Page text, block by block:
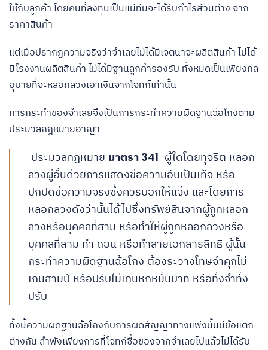
ให้กับลูกค้า โดยคนที่ลงทุนเป็นแม่ทีมจะได้รับกำไรส่วนต่าง จาก
ราคาสินค้า
แต่เมื่อปรากฏความจริงว่าจำเลยไม่ได้มีเจตนาจะผลิตสินค้า ไม่ได้
มีโรงงานผลิตสินค้า ไม่ได้มีฐานลูกค้ารองรับ ทั้งหมดเป็นเพียงกล
อุบายที่จะหลอกลวงเอาเงินจากโจทก์เท่านั้น
การกระทำของจำเลยจึงเป็นการกระทำความผิดฐานฉ้อโกงตาม
ประมวลกฎหมายอาญา
ประมวลกฎหมาย มาตรา 341 ผู้ใดโดยทุจริต หลอก
ลวงผู้อื่นด้วยการแสดงข้อความอันเป็นเท็จ หรือ
ปกปิดข้อความจริงซึ่งควรบอกให้แจ้ง และโดยการ
หลอกลวงดังว่านั้นได้ไปซึ่งทรัพย์สินจากผู้ถูกหลอก
ลวงหรือบุคคลที่สาม หรือทำให้ผู้ถูกหลอกลวงหรือ
บุคคลที่สาม ทำ ถอน หรือทำลายเอกสารสิทธิ ผู้นั้น
กระทำความผิดฐานฉ้อโกง ต้องระวางโทษจำคุกไม่
เกินสามปี หรือปรับไม่เกินหกหมื่นบาท หรือทั้งจำทั้ง
ปรับ
ทั้งนี้ความผิดฐานฉ้อโกงกับการผิดสัญญาทางแพ่งนั้นมีข้อแตก
ต่างกัน ลำพังเพียงการที่โจทก์ซื้อของจากจำเลยไปแล้วไม่ได้รับ